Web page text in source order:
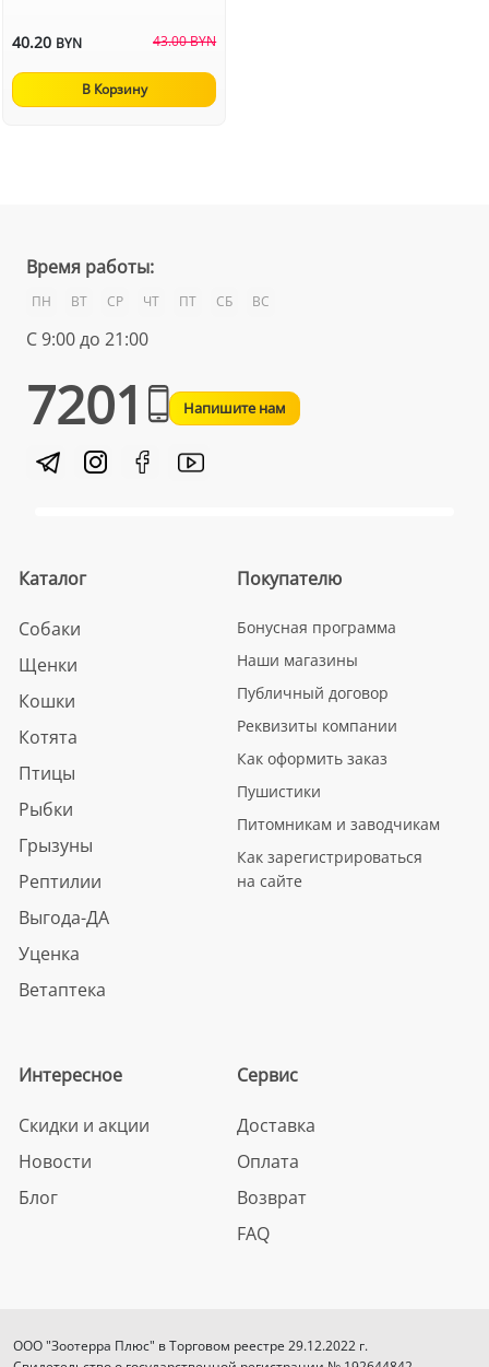
40.20 BYN 43.00 BYN
В Корзину
Время работы:
ПН ВТ СР ЧТ ПТ СБ ВС
С 9:00 до 21:00
7201 Напишите нам
Каталог
Собаки
Щенки
Кошки
Котята
Птицы
Рыбки
Грызуны
Рептилии
Выгода-ДА
Уценка
Ветаптека
Покупателю
Бонусная программа
Наши магазины
Публичный договор
Реквизиты компании
Как оформить заказ
Пушистики
Питомникам и заводчикам
Как зарегистрироваться
на сайте
Интересное
Скидки и акции
Новости
Блог
Сервис
Доставка
Оплата
Возврат
FAQ
ООО "Зоотерра Плюс" в Торговом реестре 29.12.2022 г.